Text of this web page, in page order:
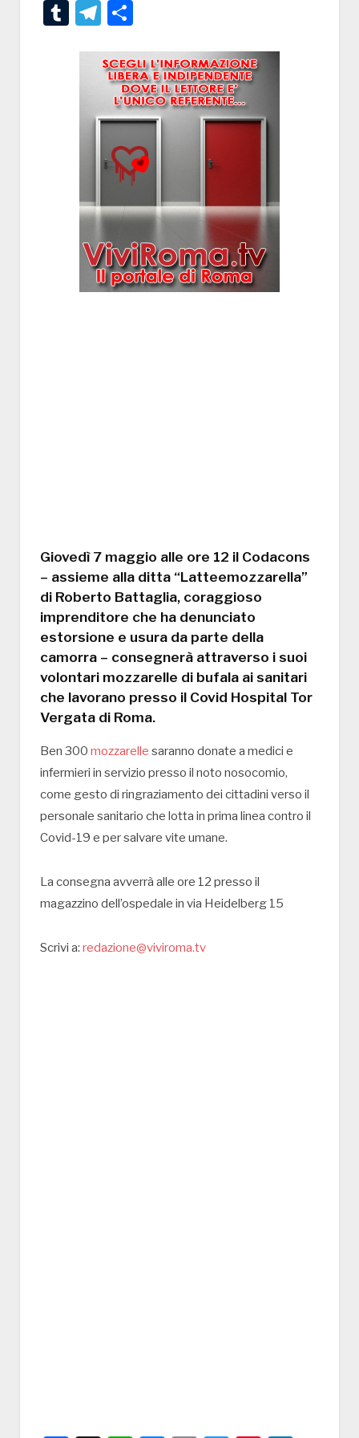
TumblrTelegram
Giovedì 7 maggio alle ore 12 il Codacons
– assieme alla ditta “Latteemozzarella”
di Roberto Battaglia, coraggioso
imprenditore che ha denunciato
estorsione e usura da parte della
camorra – consegnerà attraverso i suoi
volontari mozzarelle di bufala ai sanitari
che lavorano presso il Covid Hospital Tor
Vergata di Roma.
Ben 300 mozzarelle saranno donate a medici e
infermieri in servizio presso il noto nosocomio,
come gesto di ringraziamento dei cittadini verso il
personale sanitario che lotta in prima linea contro il
Covid-19 e per salvare vite umane.
La consegna avverrà alle ore 12 presso il
magazzino dell’ospedale in via Heidelberg 15
Scrivi a: redazione@viviroma.tv